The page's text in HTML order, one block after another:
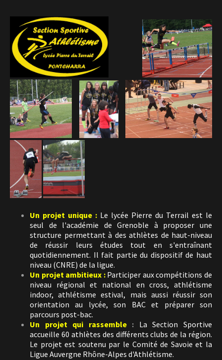
Un projet unique : Le lycée Pierre du Terrail est le
seul de l'académie de Grenoble à proposer une
structure permettant à des athlètes de haut-niveau
de réussir leurs études tout en s'entraînant
quotidiennement. Il fait partie du dispositif de haut
niveau (CNRE) de la ligue.
Un projet ambitieux : Participer aux compétitions de
niveau régional et national en cross, athlétisme
indoor, athlétisme estival, mais aussi réussir son
orientation au lycée, son BAC et préparer son
parcours post-bac.
Un projet qui rassemble : La Section Sportive
accueille 60 athlètes des différents clubs de la région.
Le projet est soutenu par le Comité de Savoie et la
Ligue Auvergne Rhône-Alpes d'Athlétisme.